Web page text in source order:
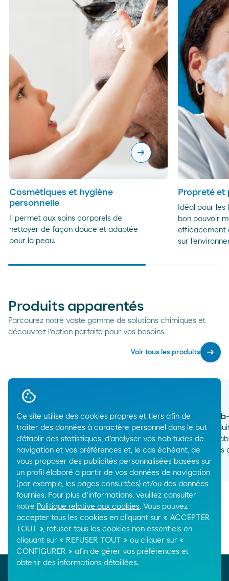
Ce site utilise des cookies propres et tiers afin de
traiter des données à caractère personnel dans le but
d’établir des statistiques, d’analyser vos habitudes de
navigation et vos préférences et, le cas échéant, de
vous proposer des publicités personnalisées basées sur
un profil élaboré à partir de vos données de navigation
(par exemple, les pages consultées) et/ou des données
fournies. Pour plus d’informations, veuillez consulter
notre Politique relative aux cookies. Vous pouvez
accepter tous les cookies en cliquant sur « ACCEPTER
TOUT », refuser tous les cookies non essentiels en
cliquant sur « REFUSER TOUT » ou cliquer sur «
CONFIGURER » afin de gérer vos préférences et
obtenir des informations détaillées.
arrow_right_alt
Cosmétiques et hygiène
personnelle
Il permet aux soins corporels de
nettoyer de façon douce et adaptée
pour la peau.
Propreté
Idéal pour les
bon pouvoir
efficacement
sur
Produits apparentés
Parcourez notre vaste gamme de solutions chimiques et
découvrez l’option parfaite pour vos besoins.
Voir tous les produits arrow_right_alt
NextLab-Low Carbon 550-H
LAB produit avec de l’énergie
renouvelable et équivalent du
PetreLAB 500.
arrow_right_alt
LAB
premières
Breadcrumbs
Home Produits chimiques Tensioactifs